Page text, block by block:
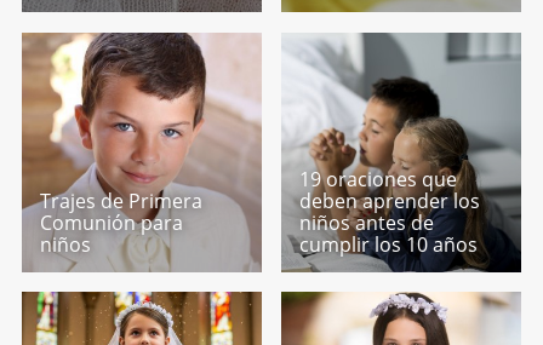
Trajes de Primera
Comunión para
niños
19 oraciones que
deben aprender los
niños antes de
cumplir los 10 años